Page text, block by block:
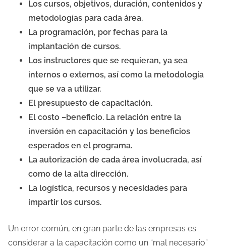
Los cursos, objetivos, duración, contenidos y
metodologías para cada área.
La programación, por fechas para la
implantación de cursos.
Los instructores que se requieran, ya sea
internos o externos, así como la metodología
que se va a utilizar.
El presupuesto de capacitación.
El costo –beneficio. La relación entre la
inversión en capacitación y los beneficios
esperados en el programa.
La autorización de cada área involucrada, así
como de la alta dirección.
La logística, recursos y necesidades para
impartir los cursos.
Un error común, en gran parte de las empresas es
considerar a la capacitación como un “mal necesario”